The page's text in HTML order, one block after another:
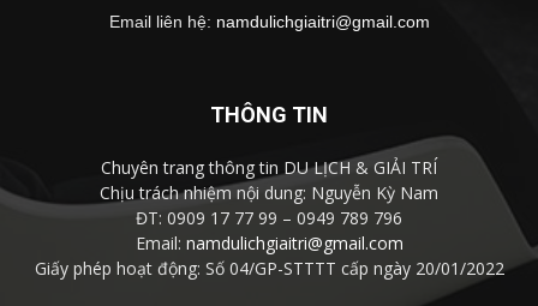
Email liên hệ: namdulichgiaitri@gmail.com
THÔNG TIN
Chuyên trang thông tin DU LỊCH & GIẢI TRÍ
Chịu trách nhiệm nội dung: Nguyễn Kỳ Nam
ĐT: 0909 17 77 99 – 0949 789 796
Email: namdulichgiaitri@gmail.com
Giấy phép hoạt động: Số 04/GP-STTTT cấp ngày 20/01/2022